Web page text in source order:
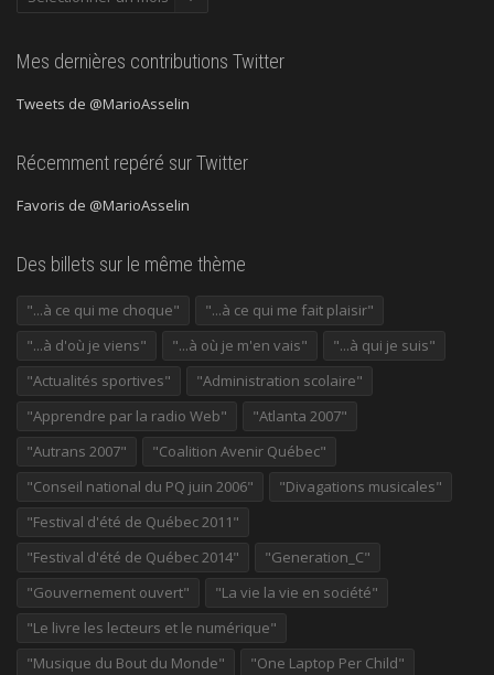
Mes dernières contributions Twitter
Tweets de @MarioAsselin
Récemment repéré sur Twitter
Favoris de @MarioAsselin
Des billets sur le même thème
"...à ce qui me choque"
"...à ce qui me fait plaisir"
"...à d'où je viens"
"...à où je m'en vais"
"...à qui je suis"
"Actualités sportives"
"Administration scolaire"
"Apprendre par la radio Web"
"Atlanta 2007"
"Autrans 2007"
"Coalition Avenir Québec"
"Conseil national du PQ juin 2006"
"Divagations musicales"
"Festival d'été de Québec 2011"
"Festival d'été de Québec 2014"
"Generation_C"
"Gouvernement ouvert"
"La vie la vie en société"
"Le livre les lecteurs et le numérique"
"Musique du Bout du Monde"
"One Laptop Per Child"